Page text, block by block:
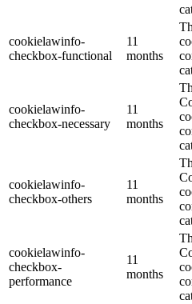
cookielawinfo-
checkbox-functional
11
months
cookielawinfo-
checkbox-necessary
11
months
cookielawinfo-
checkbox-others
11
months
cookielawinfo-
checkbox-
performance
11
months